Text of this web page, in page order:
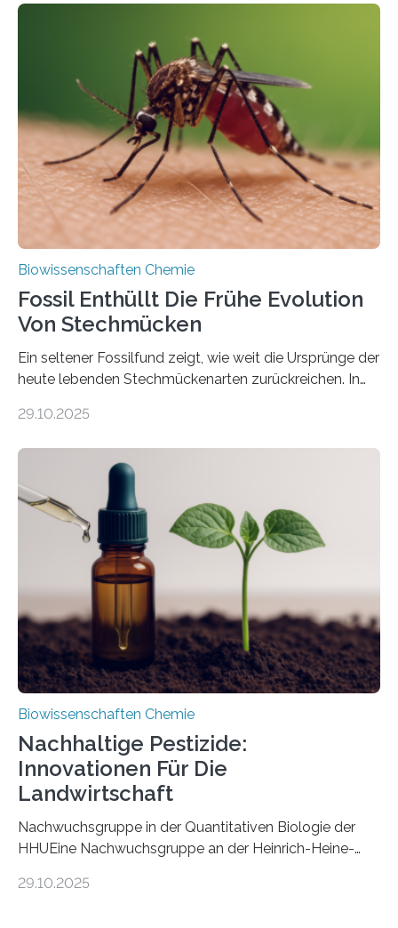
Grünalgen, die vor Hunderten von Millionen Jahren
lebten. Unter den Vorfahren sticht eine Gruppe heraus,
die noch heute in der Natur vorkommt: die
Süßwasseralge Coleochaetophyceae. Einige Arten
dieser Gruppe bilden aus Zellfäden dichte Geflechte
mit scheibenförmiger Gestalt. Was auffällig ist: Die
nächsten…
Biowissenschaften Chemie
Fossil Enthüllt Die Frühe Evolution
Von Stechmücken
Ein seltener Fossilfund zeigt, wie weit die Ursprünge der
heute lebenden Stechmückenarten zurückreichen. In
Forschende die bisher älteste bekannte Stechmücken-
Region Kachin in Myanmar und hat sich in
ausgezeichnetem Zustand erhalten. Es konnte als neue
Art einer neuen Gattung beschrieben werden und trägt
nun den Namen Cretosabethes primaevus. Dieser erste
fossile Nachweis einer Stechmückenlarve in Bernstein
stellt gleichzeitig den ersten Fossilfund einer
Mückenlarve aus dem Mesozoikum dar, denn…
29.10.2025
Biowissenschaften Chemie
Nachhaltige Pestizide:
Innovationen Für Die
Landwirtschaft
Nachwuchsgruppe in der Quantitativen Biologie der
HHUEine Nachwuchsgruppe an der Heinrich-Heine-
fünf Jahren erforschen, wie Bakterien auf
29.10.2025